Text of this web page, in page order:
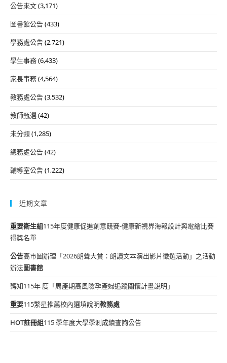
公告來文(3,171)
圖書館公告(433)
學務處公告(2,721)
學生事務(6,433)
家長事務(4,564)
教務處公告(3,532)
教師甄選(42)
未分類(1,285)
總務處公告(42)
輔導室公告(1,222)
近期文章
重要衛生組115年度健康促進創意競賽-健康新視界海報設計與電繪比賽
得獎名單
公告高市圖辦理「2026朗聲大賞：朗讀文本演出影片徵選活動」之活動
辦法圖書館
轉知115年 度「周產期高風險孕產婦追蹤關懷計畫說明」
重要115繁星推薦校內選填說明教務處
HOT註冊組115 學年度大學學測成績查詢公告